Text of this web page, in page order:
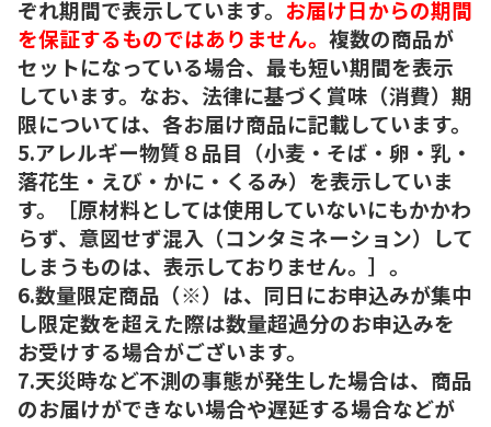
ぞれ期間で表示しています。 お届け日からの期間
を保証するものではありません。 複数の商品が
セットになっている場合、最も短い期間を表示
しています。なお、法律に基づく賞味（消費）期
限については、各お届け商品に記載しています。
5.アレルギー物質８品目（小麦・そば・卵・乳・
落花生・えび・かに・くるみ）を表示していま
す。［原材料としては使用していないにもかかわ
らず、意図せず混入（コンタミネーション）して
しまうものは、表示しておりません。］。
6.数量限定商品（※）は、同日にお申込みが集中
し限定数を超えた際は数量超過分のお申込みを
お受けする場合がございます。
7.天災時など不測の事態が発生した場合は、商品
のお届けができない場合や遅延する場合などが